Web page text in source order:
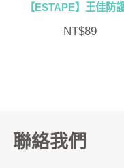
【ESTAPE】王佳防
NT$89
聯絡我們